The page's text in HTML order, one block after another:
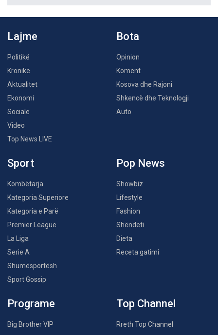
Lajme
Politikë
Kronikë
Aktualitet
Ekonomi
Sociale
Video
Top News LIVE
Bota
Opinion
Koment
Kosova dhe Rajoni
Shkencë dhe Teknologji
Auto
Sport
Kombëtarja
Kategoria Superiore
Kategoria e Parë
Premier League
La Liga
Serie A
Shumësportësh
Sport Gossip
Pop News
Showbiz
Lifestyle
Fashion
Shëndeti
Dieta
Receta gatimi
Programe
Big Brother VIP
Top Channel
Rreth Top Channel